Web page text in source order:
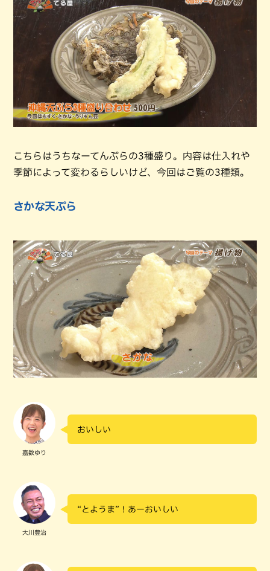
こちらはうちなーてんぷらの3種盛り。内容は仕入れや
季節によって変わるらしいけど、今回はご覧の3種類。
さかな天ぷら
嘉数ゆり
おいしい
大川豊治
“とようま”！あーおいしい